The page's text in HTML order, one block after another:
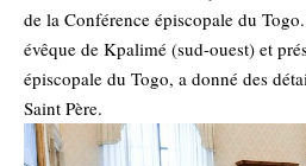
de la Conférence épiscopale du
évêque de Kpalimé (sud-ouest) et
épiscopale du Togo, a donné des
Saint Père.